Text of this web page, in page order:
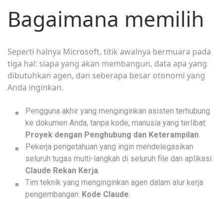
Bagaimana memilih
Seperti halnya Microsoft, titik awalnya bermuara pada
tiga hal: siapa yang akan membangun, data apa yang
dibutuhkan agen, dan seberapa besar otonomi yang
Anda inginkan.
Pengguna akhir yang menginginkan asisten terhubung
ke dokumen Anda, tanpa kode, manusia yang terlibat:
Proyek dengan Penghubung dan Keterampilan.
Pekerja pengetahuan yang ingin mendelegasikan
seluruh tugas multi-langkah di seluruh file dan aplikasi:
Claude Rekan Kerja.
Tim teknik yang menginginkan agen dalam alur kerja
pengembangan: Kode Claude.